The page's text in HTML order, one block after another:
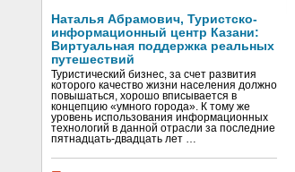
Наталья Абрамович, Туристско-
информационный центр Казани:
Виртуальная поддержка реальных
путешествий
Туристический бизнес, за счет развития
которого качество жизни населения должно
повышаться, хорошо вписывается в
концепцию «умного города». К тому же
уровень использования информационных
технологий в данной отрасли за последние
пятнадцать-двадцать лет …